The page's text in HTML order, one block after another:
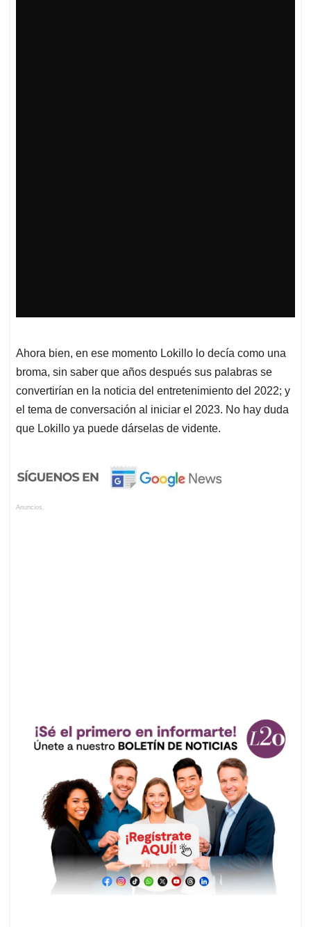
Ahora bien, en ese momento Lokillo lo decía como una
broma, sin saber que años después sus palabras se
convertirían en la noticia del entretenimiento del 2022; y
el tema de conversación al iniciar el 2023. No hay duda
que Lokillo ya puede dárselas de vidente.
Anuncios.